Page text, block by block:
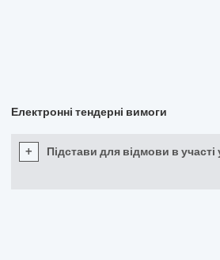
Електронні тендерні вимоги
+ Підстави для відмови в участі